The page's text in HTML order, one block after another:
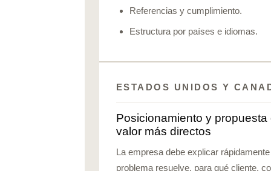
Referencias y cumplimiento.
Estructura por países e idiomas.
ESTADOS UNIDOS Y
Posicionamiento y propuesta
valor más directos
La empresa debe explicar
problema resuelve, para qué cliente,